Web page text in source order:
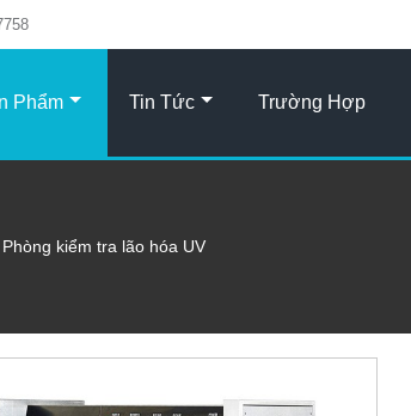
Phẩm Tin Tức Trường Hợp
Phòng kiểm tra lão hóa UV